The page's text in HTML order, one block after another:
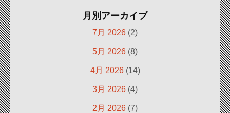
月別アーカイブ
7月 2026 (2)
5月 2026 (8)
4月 2026(14)
3月 2026 (4)
2月 2026 (7)